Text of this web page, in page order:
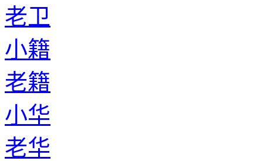
老卫
小籍
老籍
小华
老华